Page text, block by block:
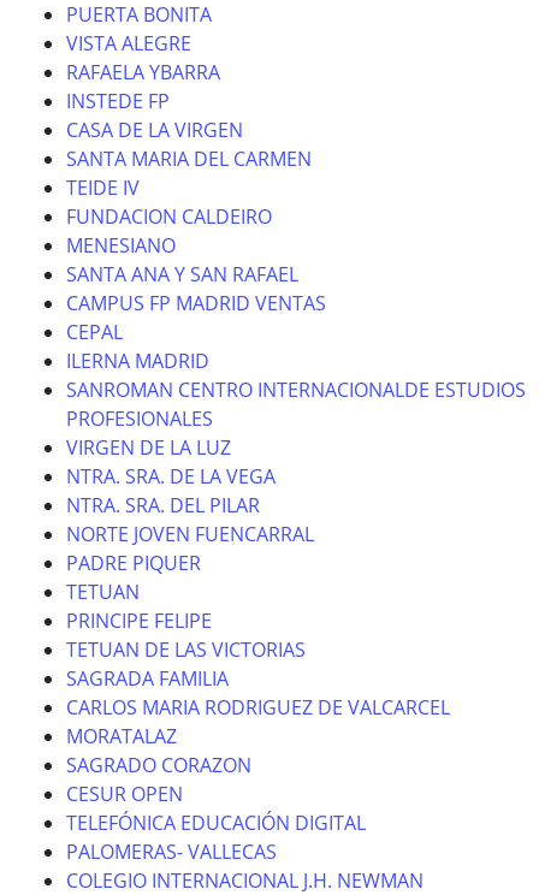
PUERTA BONITA
VISTA ALEGRE
RAFAELA YBARRA
INSTEDE FP
CASA DE LA VIRGEN
SANTA MARIA DEL CARMEN
TEIDE IV
FUNDACION CALDEIRO
MENESIANO
SANTA ANA Y SAN RAFAEL
CAMPUS FP MADRID VENTAS
CEPAL
ILERNA MADRID
SANROMAN CENTRO INTERNACIONALDE ESTUDIOS
PROFESIONALES
VIRGEN DE LA LUZ
NTRA. SRA. DE LA VEGA
NTRA. SRA. DEL PILAR
NORTE JOVEN FUENCARRAL
PADRE PIQUER
TETUAN
PRINCIPE FELIPE
TETUAN DE LAS VICTORIAS
SAGRADA FAMILIA
CARLOS MARIA RODRIGUEZ DE VALCARCEL
MORATALAZ
SAGRADO CORAZON
CESUR OPEN
TELEFÓNICA EDUCACIÓN DIGITAL
PALOMERAS- VALLECAS
COLEGIO INTERNACIONAL J.H. NEWMAN